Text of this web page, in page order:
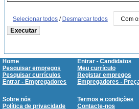
Selecionar todos / Desmarcar todos
Home
Entrar - Candidatos
Pesquisar empregos
Meu currículo
Pesquisar currículos
Registar empregos
Entrar - Empregadores
Empregadores -
Sobre nós
Termos e condições
Política de privacidade
Contacte-nos